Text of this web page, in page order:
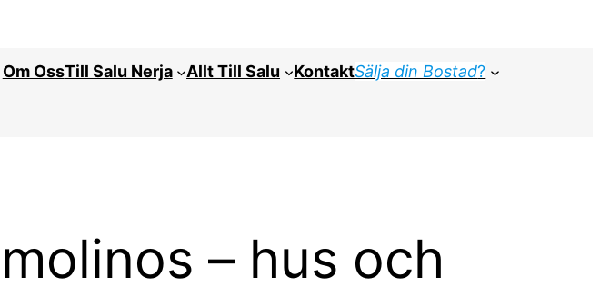
Om OssTill Salu Nerja Allt Till Salu KontaktSälja din Bostad?
– hus och